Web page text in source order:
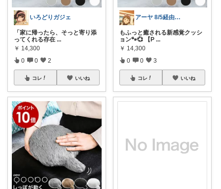
いろどりガジェ
「家に帰ったら、そっと寄り添
ってくれる存在 ...
￥ 14,300
0 0 2
コレ いいね
アーヤ 8/5経由ありがとうございます
もふっと癒される新感覚クッシ
ョン🐾💞 【P ...
￥ 14,300
0 0 3
コレ いいね